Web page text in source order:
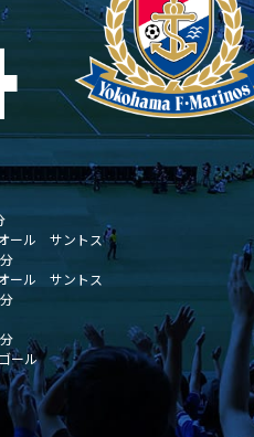
ール サントス
ール サントス
ール